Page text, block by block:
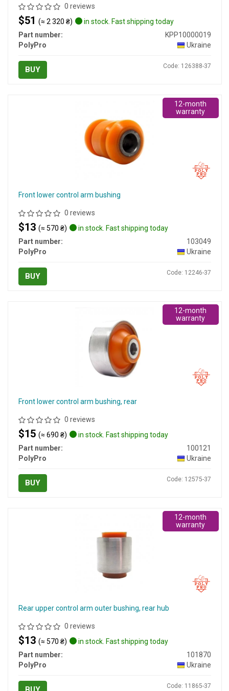
0 reviews
$51 (≈ 2 320 ₴)
in stock. Fast shipping today
Part number:
KPP10000019
PolyPro
Ukraine
BUY Code: 126388-37
Front lower control arm bushing
0 reviews
$13 (≈ 570 ₴)
in stock. Fast shipping today
Part number:
103049
PolyPro
Ukraine
BUY Code: 12246-37
12-month
warranty
Front lower control arm bushing, rear
0 reviews
$15 (≈ 690 ₴)
in stock. Fast shipping today
Part number:
100121
PolyPro
Ukraine
BUY Code: 12575-37
12-month
warranty
Rear upper control arm outer bushing, rear hub
0 reviews
$13 (≈ 570 ₴)
in stock. Fast shipping today
Part number:
101870
PolyPro
Ukraine
Code: 11865-37
12-month
warranty